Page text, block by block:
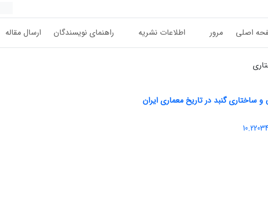
اصلی مرور اطلاعات نشریه راهنمای نویسندگان ارسال مقاله
گنبد در تاریخ معماری ایران